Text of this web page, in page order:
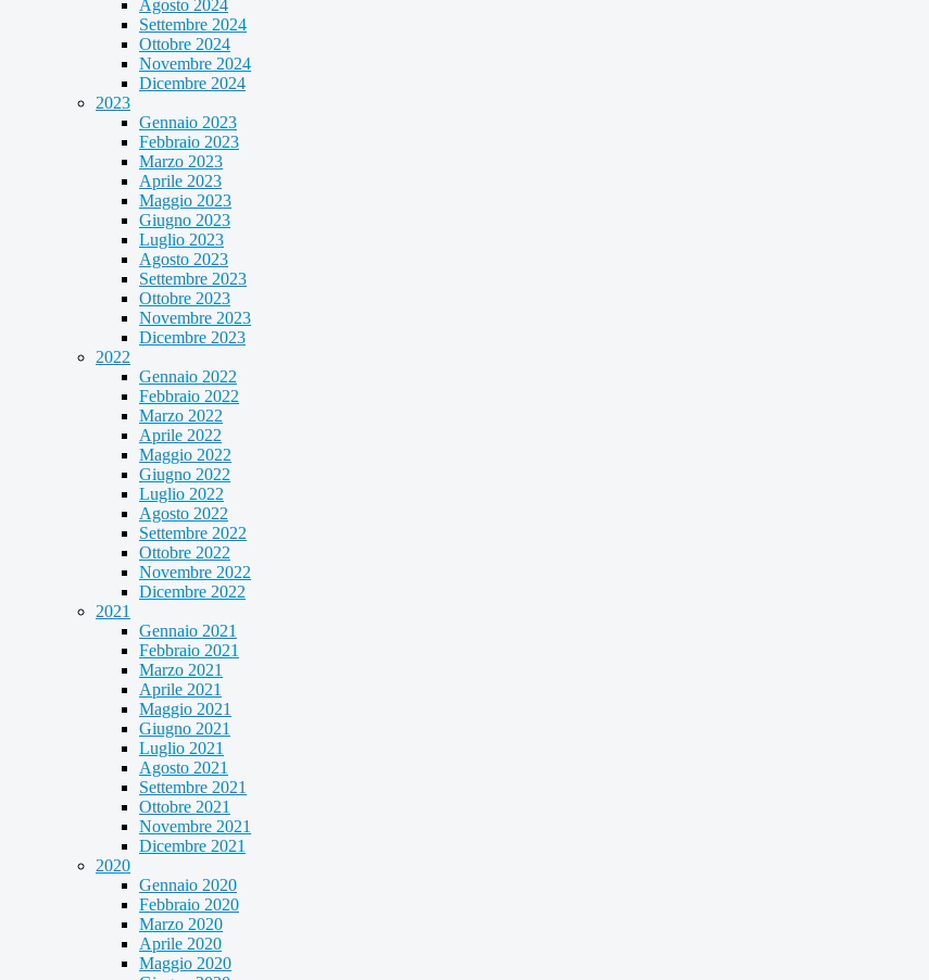
Agosto 2024
Settembre 2024
Ottobre 2024
Novembre 2024
Dicembre 2024
2023
Gennaio 2023
Febbraio 2023
Marzo 2023
Aprile 2023
Maggio 2023
Giugno 2023
Luglio 2023
Agosto 2023
Settembre 2023
Ottobre 2023
Novembre 2023
Dicembre 2023
2022
Gennaio 2022
Febbraio 2022
Marzo 2022
Aprile 2022
Maggio 2022
Giugno 2022
Luglio 2022
Agosto 2022
Settembre 2022
Ottobre 2022
Novembre 2022
Dicembre 2022
2021
Gennaio 2021
Febbraio 2021
Marzo 2021
Aprile 2021
Maggio 2021
Giugno 2021
Luglio 2021
Agosto 2021
Settembre 2021
Ottobre 2021
Novembre 2021
Dicembre 2021
2020
Gennaio 2020
Febbraio 2020
Marzo 2020
Aprile 2020
Maggio 2020